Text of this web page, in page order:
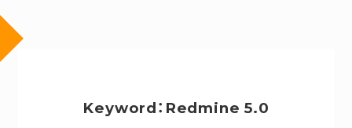
Keyword：Redmine 5.0